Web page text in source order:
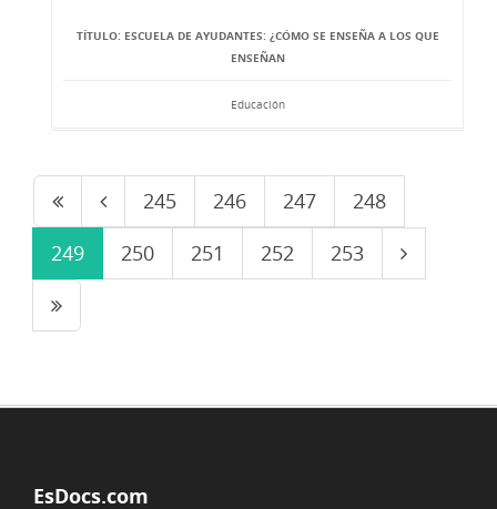
TÍTULO: ESCUELA DE AYUDANTES: ¿CÓMO SE ENSEÑA A LOS QUE
ENSEÑAN
Educación
245 246 247
248
249
250 251 252 253
EsDocs.com